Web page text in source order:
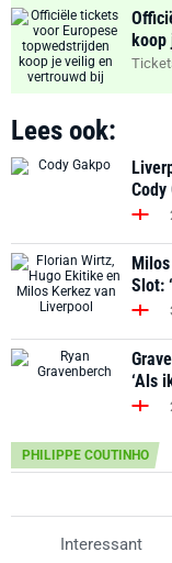
koop
Lees ook:
Cody
Slot:
‘Als
PHILIPPE COUTINHO
Interessant